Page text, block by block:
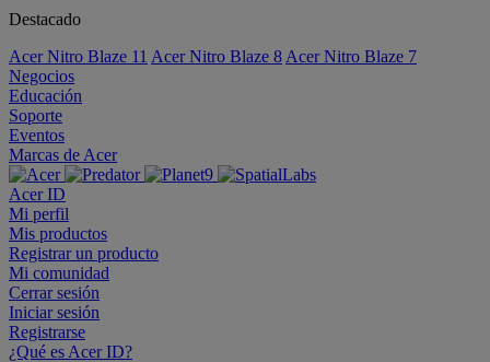
Destacado
Acer Nitro Blaze 11 Acer Nitro Blaze 8 Acer Nitro Blaze 7
Negocios
Educación
Soporte
Eventos
Marcas de Acer
Acer ID
Mi perfil
Mis productos
Registrar un producto
Mi comunidad
Cerrar sesión
Iniciar sesión
Registrarse
¿Qué es Acer ID?